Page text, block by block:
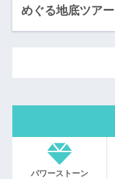
めぐる地底ツアー
パワーストーン